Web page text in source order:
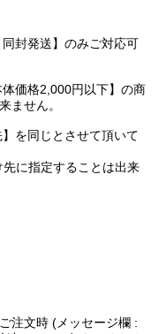
封発送】のみご対応可
価格2,000円以下】の商
ません。
を同じとさせて頂いて
に指定することは出来
注文時 (メッセージ欄 :